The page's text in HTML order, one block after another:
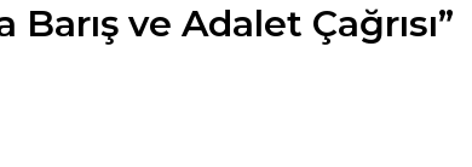
Barış ve Adalet Çağrısı”